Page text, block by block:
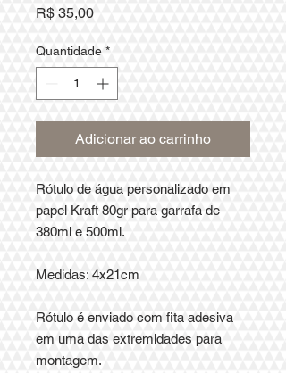
R$ 35,00Preço
Quantidade *
Adicionar ao carrinho
Rótulo de água personalizado em
papel Kraft 80gr para garrafa de
380ml e 500ml.
Medidas: 4x21cm
Rótulo é enviado com fita adesiva
em uma das extremidades para
montagem.